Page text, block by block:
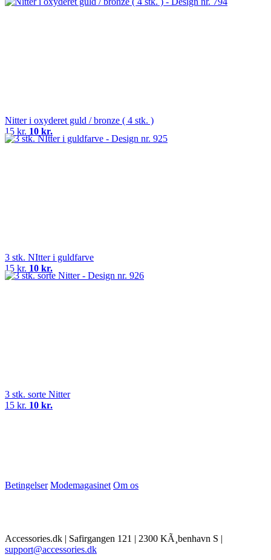
Nitter i oxyderet guld / bronze ( 4 stk. )
15 kr. 10 kr.
3 stk. NItter i guldfarve
15 kr. 10 kr.
3 stk. sorte Nitter
15 kr. 10 kr.
Betingelser Modemagasinet Om os
Accessories.dk | Safirgangen 121 | 2300 KÃ¸benhavn S |
support@accessories.dk